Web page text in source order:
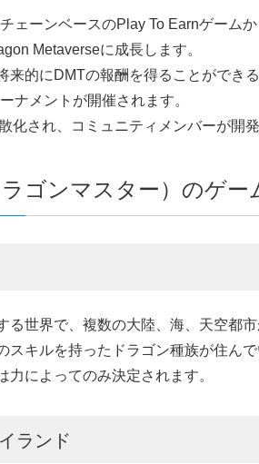
ェーンベースのPlay To Earnゲーム
Metaverseに成長します。
来的にDMTの報酬を得ることができ
ナメントが開催されます。
化され、コミュニティメンバーが開
ゴンマスター）のゲー
る世界で、複数の大陸、海、天空都市
スキルを持ったドラゴン種族が住んで
力によってのみ決定されます。
ランド